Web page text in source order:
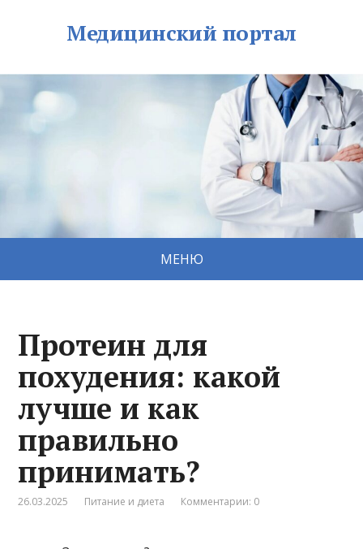
Медицинский портал
МЕНЮ
Протеин для
похудения: какой
лучше и как
правильно
принимать?
26.03.2025 Питание и диета Комментарии: 0